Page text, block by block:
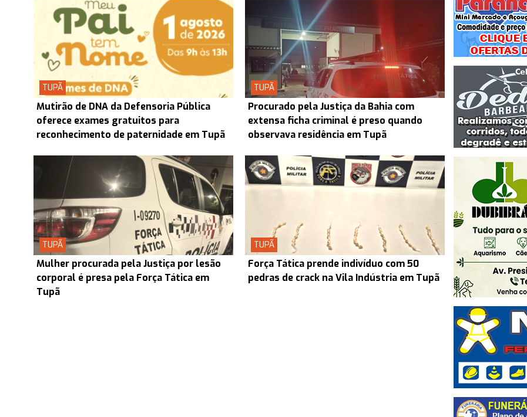
TUPÃ
Mutirão de DNA da Defensoria Pública
oferece exames gratuitos para
reconhecimento de paternidade em Tupã
TUPÃ
Procurado pela Justiça da Bahia com
extensa ficha criminal é preso quando
observava residência em Tupã
TUPÃ
Mulher procurada pela Justiça por lesão
corporal é presa pela Força Tática em
Tupã
TUPÃ
Força Tática prende indivíduo com 50
pedras de crack na Vila Indústria em Tupã